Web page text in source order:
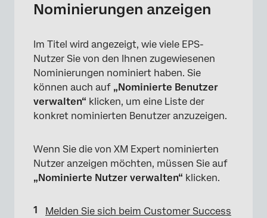
Nominierungen anzeigen
Im Titel wird angezeigt, wie viele EPS-
Nutzer Sie von den Ihnen zugewiesenen
Nominierungen nominiert haben. Sie
können auch auf „Nominierte Benutzer
verwalten“ klicken, um eine Liste der
konkret nominierten Benutzer anzuzeigen.
Wenn Sie die von XM Expert nominierten
Nutzer anzeigen möchten, müssen Sie auf
„Nominierte Nutzer verwalten“ klicken.
Melden Sie sich beim Customer Success